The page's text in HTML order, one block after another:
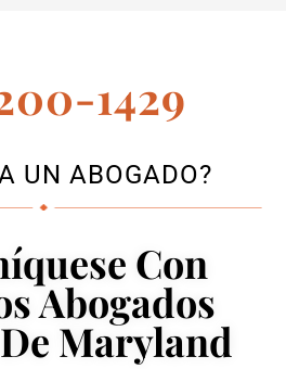
1429
UN ABOGADO?
Con
Abogados
Maryland